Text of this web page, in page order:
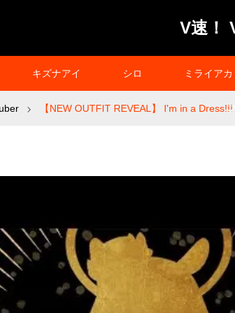
V速！
キズナアイ シロ ミライアカ
【NEW OUTFIT REVEAL】 I'm in a